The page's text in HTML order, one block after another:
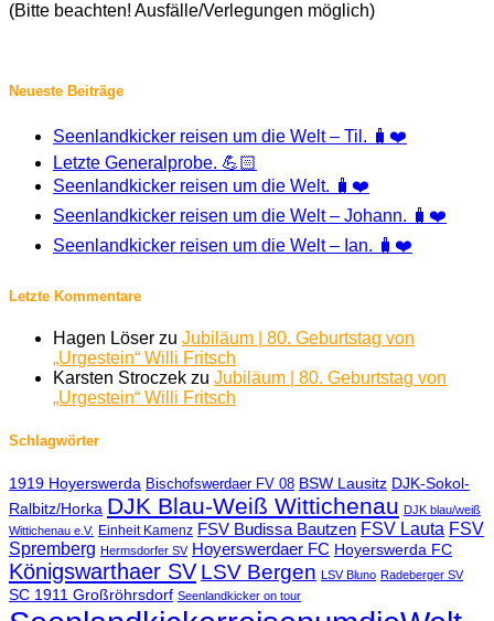
(Bitte beachten! Ausfälle/Verlegungen möglich)
Neueste Beiträge
Seenlandkicker reisen um die Welt – Til. 🧳❤️
Letzte Generalprobe. 💪🏻
Seenlandkicker reisen um die Welt. 🧳❤️
Seenlandkicker reisen um die Welt – Johann. 🧳❤️
Seenlandkicker reisen um die Welt – Ian. 🧳❤️
Letzte Kommentare
Hagen Löser zu Jubiläum | 80. Geburtstag von
„Urgestein“ Willi Fritsch
Karsten Stroczek zu Jubiläum | 80. Geburtstag von
„Urgestein“ Willi Fritsch
Schlagwörter
1919 Hoyerswerda Bischofswerdaer FV 08 BSW Lausitz DJK-Sokol-
Ralbitz/Horka DJK Blau-Weiß Wittichenau DJK blau/weiß
Wittichenau e.V. Einheit Kamenz FSV Budissa Bautzen FSV Lauta FSV
Spremberg Hermsdorfer SV Hoyerswerdaer FC Hoyerswerda FC
Königswarthaer SV LSV Bergen LSV Bluno Radeberger SV
SC 1911 Großröhrsdorf Seenlandkicker on tour